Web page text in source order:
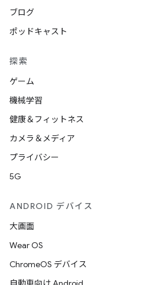
ブログ
ポッドキャスト
探索
ゲーム
機械学習
健康＆フィットネス
カメラ＆メディア
プライバシー
5G
ANDROID デバイス
大画面
Wear OS
ChromeOS デバイス